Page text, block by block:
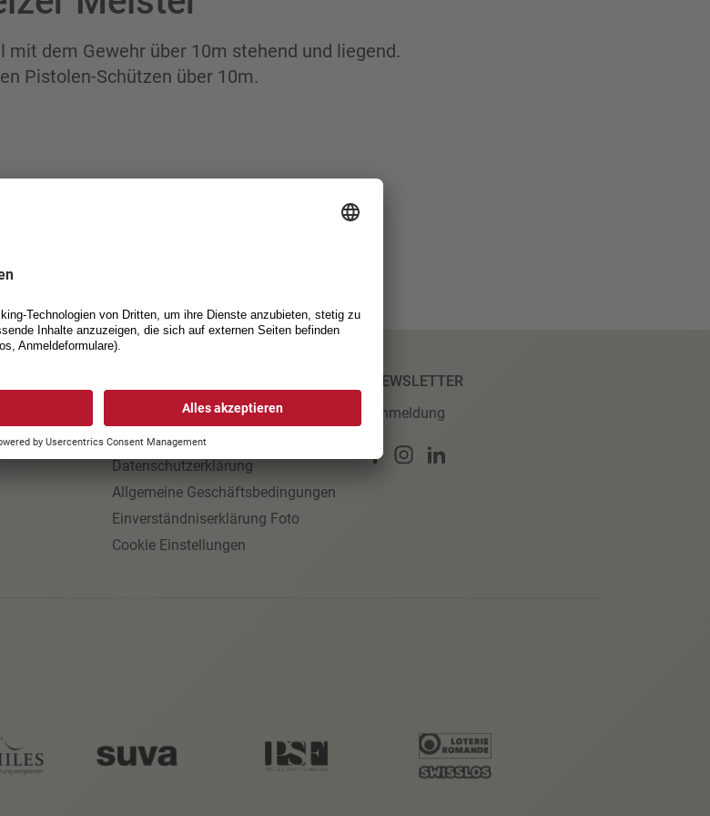
mit dem Gewehr über 10m stehend und liegend.
Pistolen-Schützen über 10m.
Impressum
Datenschutzerklärung
Allgemeine Geschäftsbedingungen
Einverständniserklärung Foto
Cookie Einstellungen
NEWSLETTER
Anmeldung